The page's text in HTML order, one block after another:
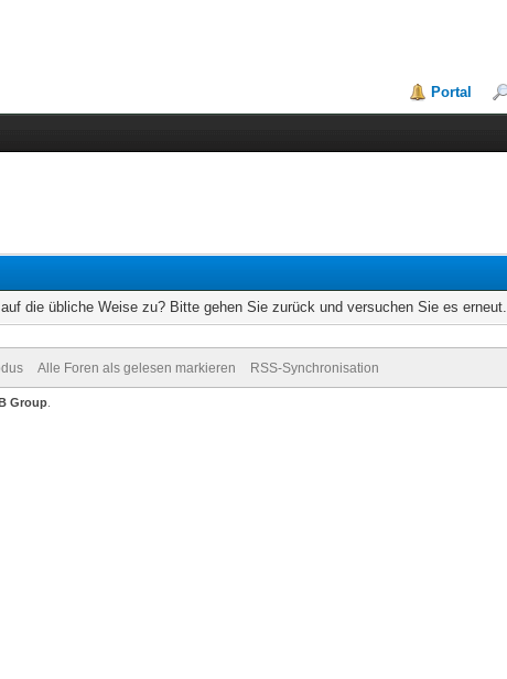
Portal
die übliche Weise zu? Bitte gehen Sie zurück und versuchen Sie es erneut.
Alle Foren als gelesen markieren RSS-Synchronisation
Group.